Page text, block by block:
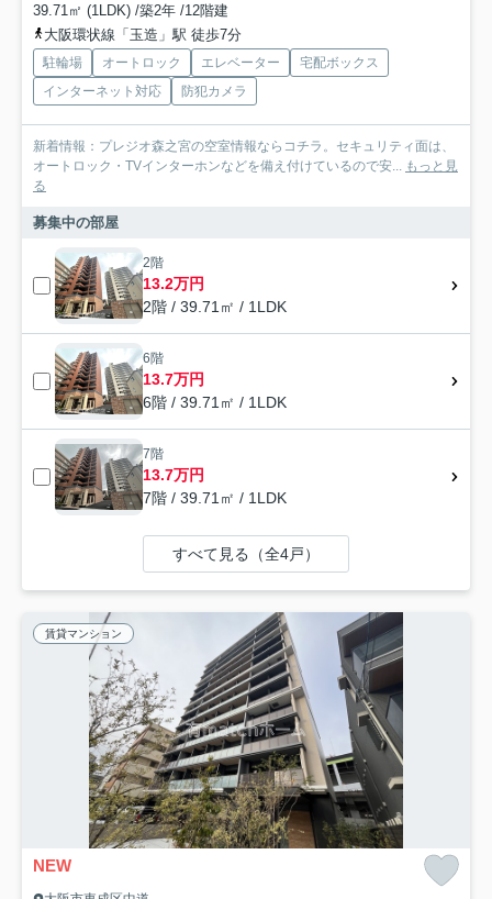
39.71㎡ (1LDK) /築2年 /12階建
大阪環状線「玉造」駅 徒歩7分
駐輪場 オートロック エレベーター
宅配ボックス
インターネット対応
防犯カメラ
新着情報：プレジオ森之宮の空室情報ならコチラ。セキュリティ面は、
オートロック・TVインターホンなどを備え付けているので安... もっと見
る
募集中の部屋
2階
13.2万円
2階 / 39.71㎡ / 1LDK
6階
13.7万円
6階 / 39.71㎡ / 1LDK
7階
13.7万円
7階 / 39.71㎡ / 1LDK
すべて見る（全4戸）
賃貸マンション
NEW